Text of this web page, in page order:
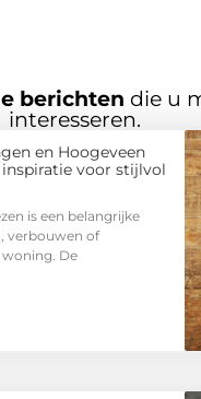
berichten die u
interesseren.
en Hoogeveen
inspiratie voor stijlvol
is een belangrijke
verbouwen of
De